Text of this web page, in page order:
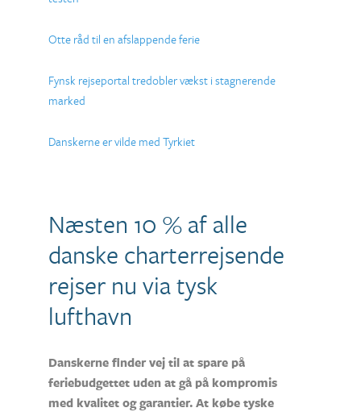
Otte råd til en afslappende ferie
Fynsk rejseportal tredobler vækst i stagnerende
marked
Danskerne er vilde med Tyrkiet
Næsten 10 % af alle
danske charterrejsende
rejser nu via tysk
lufthavn
Danskerne finder vej til at spare på
feriebudgettet uden at gå på kompromis
med kvalitet og garantier. At købe tyske